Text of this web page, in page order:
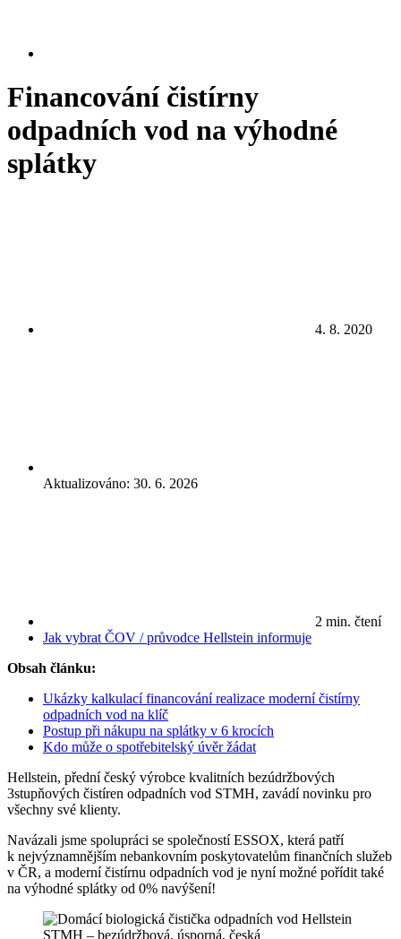
Financování čistírny
odpadních vod na výhodné
splátky
4. 8. 2020
Aktualizováno: 30. 6. 2026
2 min. čtení
Jak vybrat ČOV / průvodce Hellstein informuje
Obsah článku:
Ukázky kalkulací financování realizace moderní čistírny
odpadních vod na klíč
Postup při nákupu na splátky v 6 krocích
Kdo může o spotřebitelský úvěr žádat
Hellstein, přední český výrobce kvalitních bezúdržbových
3stupňových čistíren odpadních vod STMH, zavádí novinku pro
všechny své klienty.
Navázali jsme spolupráci se společností ESSOX, která patří
k nejvýznamnějším nebankovním poskytovatelům finančních služeb
v ČR, a moderní čistírnu odpadních vod je nyní možné pořídit také
na výhodné splátky od 0% navýšení!